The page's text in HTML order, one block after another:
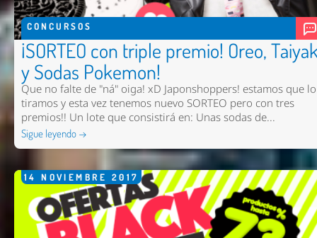
CONCURSOS
¡SORTEO con triple premio! Oreo,
y Sodas Pokemon!
Que no falte de "ná" oiga! xD Japonshoppers! estamos que lo
tiramos y esta vez tenemos nuevo SORTEO pero con tres
premios!! Un lote que consistirá en: Unas sodas de...
Sigue leyendo →
14 NOVIEMBRE 2017